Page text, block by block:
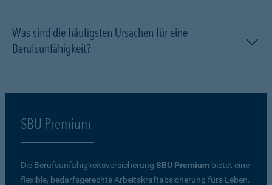
Was sind die häufigsten Ursachen für eine
Berufsunfähigkeit?
SBU Premium
Die Berufsunfähigkeitsversicherung SBU Premium bietet eine
flexible, bedarfsgerechte Arbeitskraftabsicherung fürs Leben.